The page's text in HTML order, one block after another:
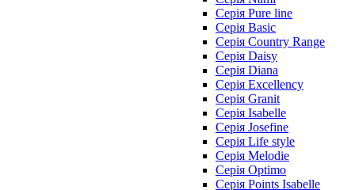
Cерія Pure line
Серія Basic
Серія Country Range
Серія Daisy
Серія Diana
Серія Excellency
Серія Granit
Серія Isabelle
Серія Josefine
Серія Life style
Серія Melodie
Серія Optimo
Серія Points Isabelle